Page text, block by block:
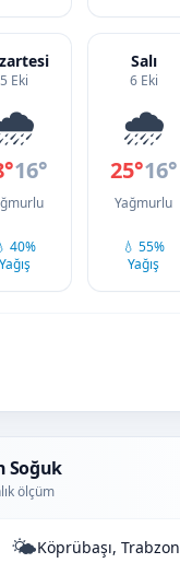
5 Eki
16°
40%
Yağış
Salı
6 Eki
🌧️
25°16°
Yağmurlu
💧 55%
Yağış
Soğuk
ölçüm
🌤️Köprübaşı, Trabzon